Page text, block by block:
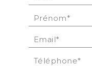
Prénom* :
Email* :
Téléphone* :